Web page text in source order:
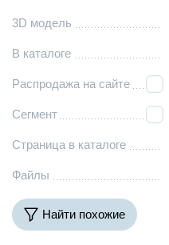
3D модель
В каталоге
Распродажа на сайте
Сегмент
Страница в каталоге
Файлы
Найти похожие